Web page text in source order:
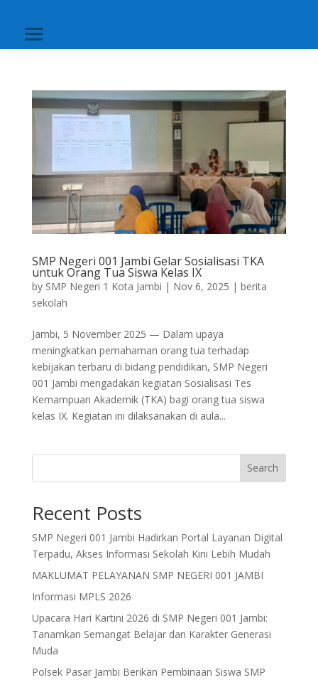
SMP Negeri 001 Jambi Gelar Sosialisasi TKA
untuk Orang Tua Siswa Kelas IX
by SMP Negeri 1 Kota Jambi | Nov 6, 2025 | berita
sekolah
Jambi, 5 November 2025 — Dalam upaya
meningkatkan pemahaman orang tua terhadap
kebijakan terbaru di bidang pendidikan, SMP Negeri
001 Jambi mengadakan kegiatan Sosialisasi Tes
Kemampuan Akademik (TKA) bagi orang tua siswa
kelas IX. Kegiatan ini dilaksanakan di aula...
Search
Recent Posts
SMP Negeri 001 Jambi Hadirkan Portal Layanan Digital
Terpadu, Akses Informasi Sekolah Kini Lebih Mudah
MAKLUMAT PELAYANAN SMP NEGERI 001 JAMBI
Informasi MPLS 2026
Upacara Hari Kartini 2026 di SMP Negeri 001 Jambi:
Tanamkan Semangat Belajar dan Karakter Generasi
Muda
Polsek Pasar Jambi Berikan Pembinaan Siswa SMP